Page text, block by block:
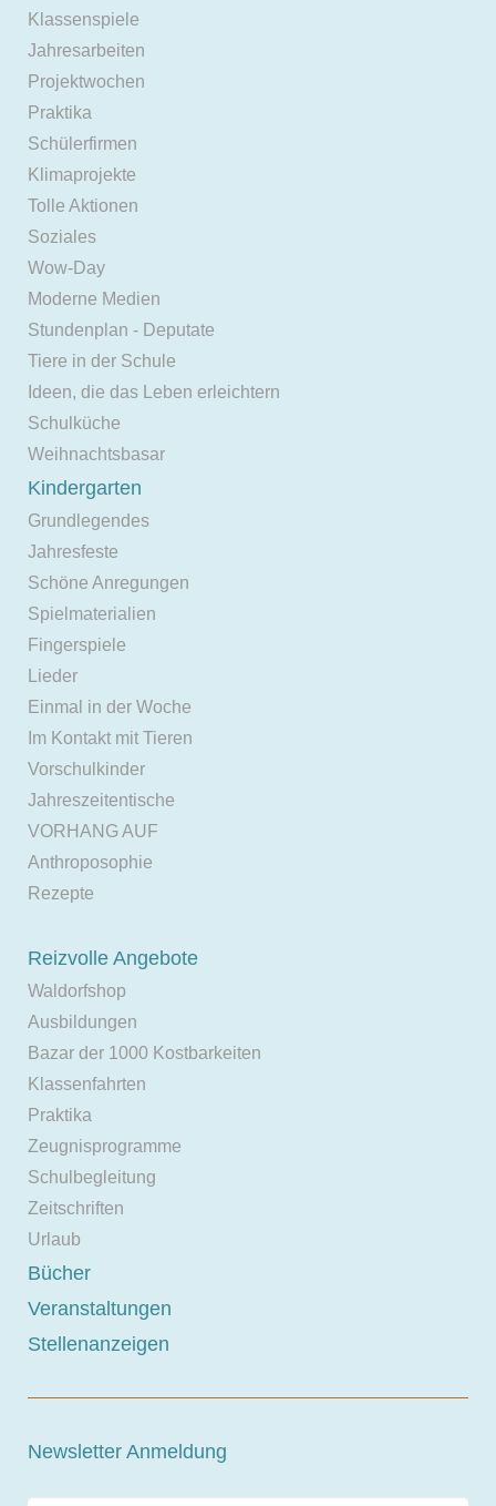
Klassenspiele
Jahresarbeiten
Projektwochen
Praktika
Schülerfirmen
Klimaprojekte
Tolle Aktionen
Soziales
Wow-Day
Moderne Medien
Stundenplan - Deputate
Tiere in der Schule
Ideen, die das Leben erleichtern
Schulküche
Weihnachtsbasar
Kindergarten
Grundlegendes
Jahresfeste
Schöne Anregungen
Spielmaterialien
Fingerspiele
Lieder
Einmal in der Woche
Im Kontakt mit Tieren
Vorschulkinder
Jahreszeitentische
VORHANG AUF
Anthroposophie
Rezepte
Reizvolle Angebote
Waldorfshop
Ausbildungen
Bazar der 1000 Kostbarkeiten
Klassenfahrten
Praktika
Zeugnisprogramme
Schulbegleitung
Zeitschriften
Urlaub
Bücher
Veranstaltungen
Stellenanzeigen
Newsletter Anmeldung